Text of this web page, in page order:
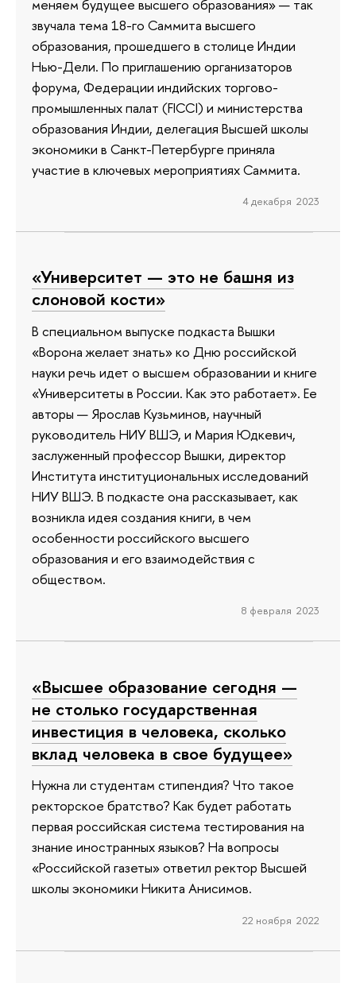
меняем будущее высшего образования» — так
звучала тема 18-го Саммита высшего
образования, прошедшего в столице Индии
Нью-Дели. По приглашению организаторов
форума, Федерации индийских торгово-
промышленных палат (FICCI) и министерства
образования Индии, делегация Высшей школы
экономики в Санкт-Петербурге приняла
участие в ключевых мероприятиях Саммита.
4 декабря 2023
«Университет — это не башня из
слоновой кости»
В специальном выпуске подкаста Вышки
«Ворона желает знать» ко Дню российской
науки речь идет о высшем образовании и книге
«Университеты в России. Как это работает». Ее
авторы — Ярослав Кузьминов, научный
руководитель НИУ ВШЭ, и Мария Юдкевич,
заслуженный профессор Вышки, директор
Института институциональных исследований
НИУ ВШЭ. В подкасте она рассказывает, как
возникла идея создания книги, в чем
особенности российского высшего
образования и его взаимодействия с
обществом.
8 февраля 2023
«Высшее образование сегодня —
не столько государственная
инвестиция в человека, сколько
вклад человека в свое будущее»
Нужна ли студентам стипендия? Что такое
ректорское братство? Как будет работать
первая российская система тестирования на
знание иностранных языков? На вопросы
«Российской газеты» ответил ректор Высшей
школы экономики Никита Анисимов.
22 ноября 2022